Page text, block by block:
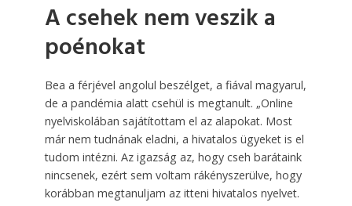
A csehek nem veszik a
poénokat
Bea a férjével angolul beszélget, a fiával magyarul,
de a pandémia alatt csehül is megtanult. „Online
nyelviskolában sajátítottam el az alapokat. Most
már nem tudnának eladni, a hivatalos ügyeket is el
tudom intézni. Az igazság az, hogy cseh barátaink
nincsenek, ezért sem voltam rákényszerülve, hogy
korábban megtanuljam az itteni hivatalos nyelvet.